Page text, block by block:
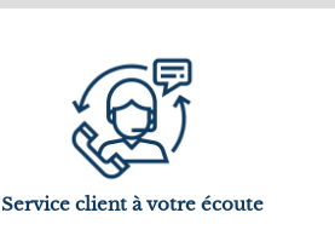
Service client à votre écoute